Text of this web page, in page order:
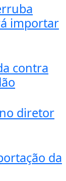
importar
contra
diretor
da